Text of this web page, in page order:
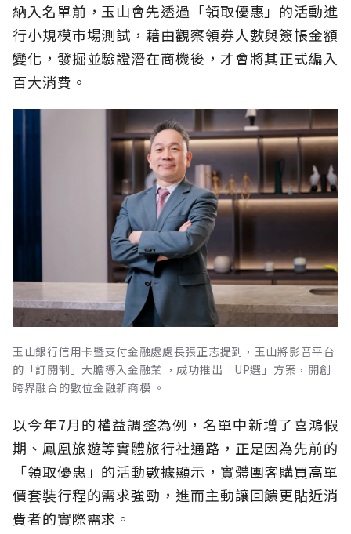
納入名單前，玉山會先透過「領取優惠」的活動進
行小規模市場測試，藉由觀察領券人數與簽帳金額
變化，發掘並驗證潛在商機後，才會將其正式編入
百大消費。
玉山銀行信用卡暨支付金融處處長張正志提到，玉山將影音平台
的「訂閱制」大膽導入金融業 ，成功推出「UP選」方案，開創
跨界融合的數位金融新商模 。
以今年7月的權益調整為例，名單中新增了喜鴻假
期、鳳凰旅遊等實體旅行社通路，正是因為先前的
「領取優惠」的活動數據顯示，實體團客購買高單
價套裝行程的需求強勁，進而主動讓回饋更貼近消
費者的實際需求。